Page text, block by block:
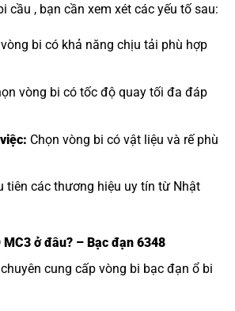
cầu , bạn cần xem xét các yếu tố sau:
bi có khả năng chịu tải phù hợp
vòng bi có tốc độ quay tối đa đáp
Chọn vòng bi có vật liệu và rế phù
tiên các thương hiệu uy tín từ Nhật
MC3 ở đâu? – Bạc đạn 6348
cung cấp vòng bi bạc đạn ổ bi